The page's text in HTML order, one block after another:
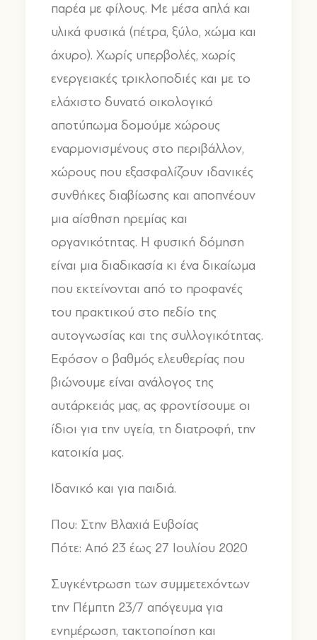
παρέα με φίλους. Με μέσα απλά και
υλικά φυσικά (πέτρα, ξύλο, χώμα και
άχυρο). Χωρίς υπερβολές, χωρίς
ενεργειακές τρικλοποδιές και με το
ελάχιστο δυνατό οικολογικό
αποτύπωμα δομούμε χώρους
εναρμονισμένους στο περιβάλλον,
χώρους που εξασφαλίζουν ιδανικές
συνθήκες διαβίωσης και αποπνέουν
μια αίσθηση ηρεμίας και
οργανικότητας. Η φυσική δόμηση
είναι μια διαδικασία κι ένα δικαίωμα
που εκτείνονται από το προφανές
του πρακτικού στο πεδίο της
αυτογνωσίας και της συλλογικότητας.
Εφόσον ο βαθμός ελευθερίας που
βιώνουμε είναι ανάλογος της
αυτάρκειάς μας, ας φροντίσουμε οι
ίδιοι για την υγεία, τη διατροφή, την
κατοικία μας.
Ιδανικό και για παιδιά.
Που: Στην Βλαχιά Ευβοίας
Πότε: Από 23 έως 27 Ιουλίου 2020
Συγκέντρωση των συμμετεχόντων
την Πέμπτη 23/7 απόγευμα για
ενημέρωση, τακτοποίηση και